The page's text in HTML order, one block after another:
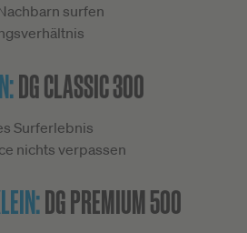
surfen
DG CLASSIC 300
Surferlebnis
nichts verpassen
DG PREMIUM 500